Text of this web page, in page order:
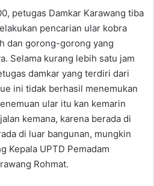
petugas Damkar Karawang tiba
pencarian ular kobra
dan gorong-gorong yang
Selama kurang lebih satu jam
damkar yang terdiri dari
ini tidak berhasil menemukan
ular itu kan kemarin
kemana, karena berada di
di luar bangunan, mungkin
Kepala UPTD Pemadam
Rohmat.